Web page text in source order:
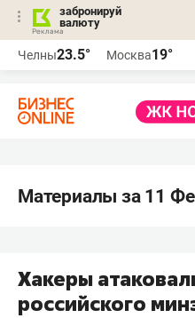
забронируй
валюту
Челны23.5° Москва19°
Материалы за 11
Хакеры
российского